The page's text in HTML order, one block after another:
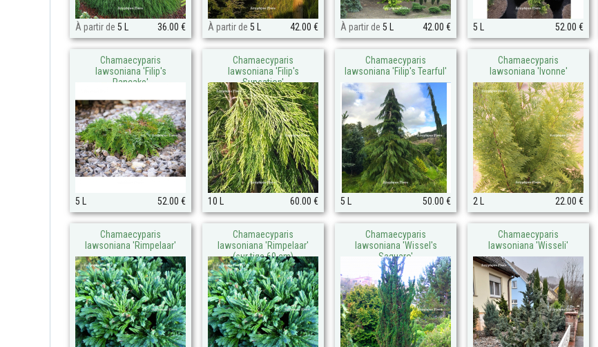
À partir de 5 L 36.00 € À partir de 5 L 42.00 € À partir de 5 L 42.00 € 5 L 52.00 €
Chamaecyparis
lawsoniana 'Filip's
Pancake'
5 L 52.00 €
Chamaecyparis
lawsoniana 'Filip's
Sunsation'
10 L 60.00 €
Chamaecyparis
lawsoniana 'Filip's Tearful'
5 L 50.00 €
Chamaecyparis
lawsoniana 'Ivonne'
2 L 22.00 €
Chamaecyparis
lawsoniana 'Rimpelaar'
Chamaecyparis
lawsoniana 'Rimpelaar'
(sur tige 60 cm)
Chamaecyparis
lawsoniana 'Wissel's
Saguaro'
Chamaecyparis
lawsoniana 'Wisseli'